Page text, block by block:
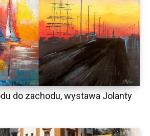
do zachodu, wystawa Jolanty